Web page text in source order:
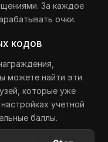
За каждое
очки.
кодов
можете найти эти
которые уже
учетной
баллы.